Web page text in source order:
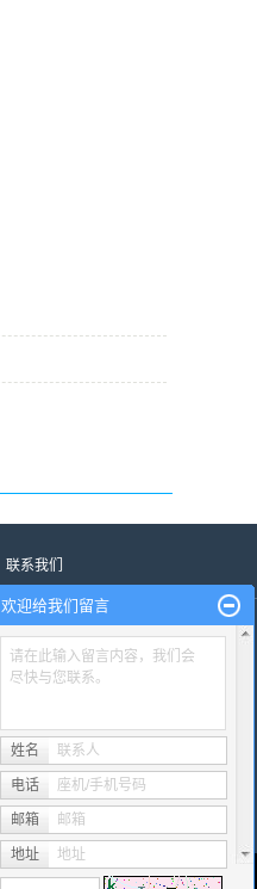
联系我们
欢迎给我们留言
请在此输入留言内容，我们会
尽快与您联系。
姓名 联系人
电话 座机/手机号码
邮箱 邮箱
地址 地址